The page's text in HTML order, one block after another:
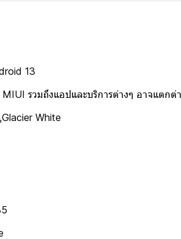
13
รวมถึงแอปและบริการต่างๆ อาจแตก
White